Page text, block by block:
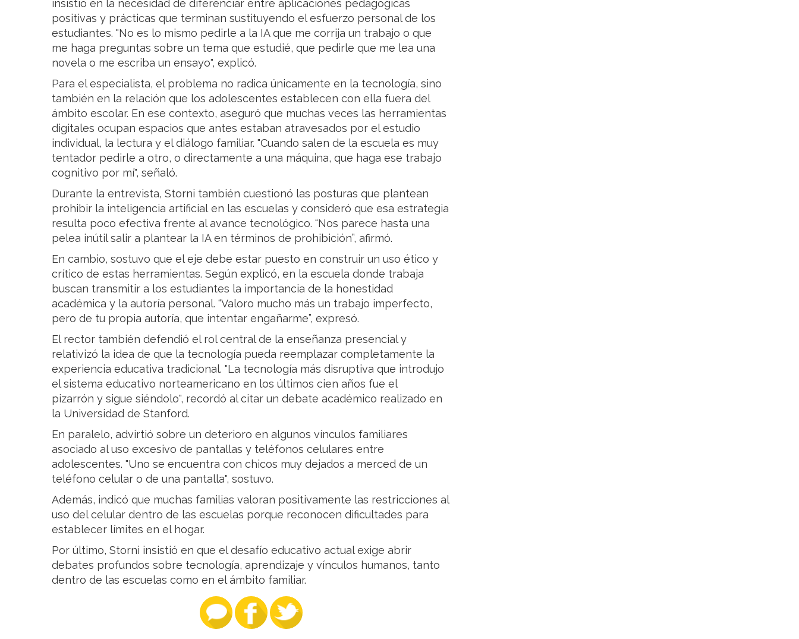
insistió en la necesidad de diferenciar entre aplicaciones pedagógicas
positivas y prácticas que terminan sustituyendo el esfuerzo personal de los
estudiantes. "No es lo mismo pedirle a la IA que me corrija un trabajo o que
me haga preguntas sobre un tema que estudié, que pedirle que me lea una
novela o me escriba un ensayo", explicó.
Para el especialista, el problema no radica únicamente en la tecnología, sino
también en la relación que los adolescentes establecen con ella fuera del
ámbito escolar. En ese contexto, aseguró que muchas veces las herramientas
digitales ocupan espacios que antes estaban atravesados por el estudio
individual, la lectura y el diálogo familiar. "Cuando salen de la escuela es muy
tentador pedirle a otro, o directamente a una máquina, que haga ese trabajo
cognitivo por mí", señaló.
Durante la entrevista, Storni también cuestionó las posturas que plantean
prohibir la inteligencia artificial en las escuelas y consideró que esa estrategia
resulta poco efectiva frente al avance tecnológico. “Nos parece hasta una
pelea inútil salir a plantear la IA en términos de prohibición”, afirmó.
En cambio, sostuvo que el eje debe estar puesto en construir un uso ético y
crítico de estas herramientas. Según explicó, en la escuela donde trabaja
buscan transmitir a los estudiantes la importancia de la honestidad
académica y la autoría personal. “Valoro mucho más un trabajo imperfecto,
pero de tu propia autoría, que intentar engañarme”, expresó.
El rector también defendió el rol central de la enseñanza presencial y
relativizó la idea de que la tecnología pueda reemplazar completamente la
experiencia educativa tradicional. "La tecnología más disruptiva que introdujo
el sistema educativo norteamericano en los últimos cien años fue el
pizarrón y sigue siéndolo", recordó al citar un debate académico realizado en
la Universidad de Stanford.
En paralelo, advirtió sobre un deterioro en algunos vínculos familiares
asociado al uso excesivo de pantallas y teléfonos celulares entre
adolescentes. "Uno se encuentra con chicos muy dejados a merced de un
teléfono celular o de una pantalla", sostuvo.
Además, indicó que muchas familias valoran positivamente las restricciones al
uso del celular dentro de las escuelas porque reconocen dificultades para
establecer límites en el hogar.
Por último, Storni insistió en que el desafío educativo actual exige abrir
debates profundos sobre tecnología, aprendizaje y vínculos humanos, tanto
dentro de las escuelas como en el ámbito familiar.